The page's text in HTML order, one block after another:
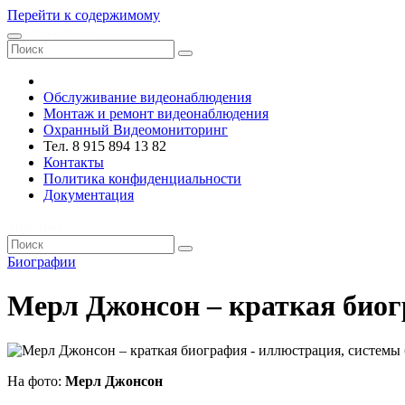
Перейти к содержимому
Обслуживание видеонаблюдения
Монтаж и ремонт видеонаблюдения
Охранный Видеомониторинг
Тел. 8 915 894 13 82
Контакты
Политика конфиденциальности
Документация
Биографии
Мерл Джонсон – краткая
На фото: Мерл Джонсон